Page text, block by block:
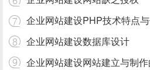
企业网站建设PHP技术特点
企业网站建设数据库设计
企业网站建设网站建立与制作